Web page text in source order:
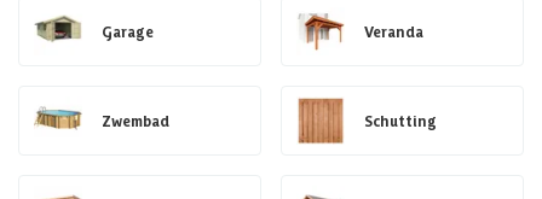
Garage Veranda
Zwembad Schutting